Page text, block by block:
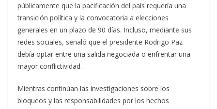
públicamente que la pacificación del país requería una
transición política y la convocatoria a elecciones
generales en un plazo de 90 días. Incluso, mediante sus
redes sociales, señaló que el presidente Rodrigo Paz
debía optar entre una salida negociada o enfrentar una
mayor conflictividad.
Mientras continúan las investigaciones sobre los
bloqueos y las responsabilidades por los hechos